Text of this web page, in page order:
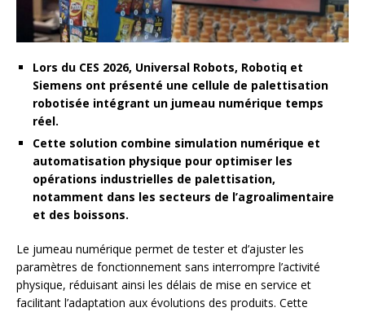
Lors du CES 2026, Universal Robots, Robotiq et
Siemens ont présenté une cellule de palettisation
robotisée intégrant un jumeau numérique temps
réel.
Cette solution combine simulation numérique et
automatisation physique pour optimiser les
opérations industrielles de palettisation,
notamment dans les secteurs de l’agroalimentaire
et des boissons.
Le jumeau numérique permet de tester et d’ajuster les
paramètres de fonctionnement sans interrompre l’activité
physique, réduisant ainsi les délais de mise en service et
facilitant l’adaptation aux évolutions des produits. Cette